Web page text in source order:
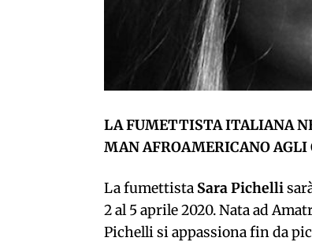
LA FUMETTISTA ITALIANA
MAN AFROAMERICANO AGLI
La fumettista Sara Pichelli
2 al 5 aprile 2020. Nata ad
Pichelli si appassiona fin da